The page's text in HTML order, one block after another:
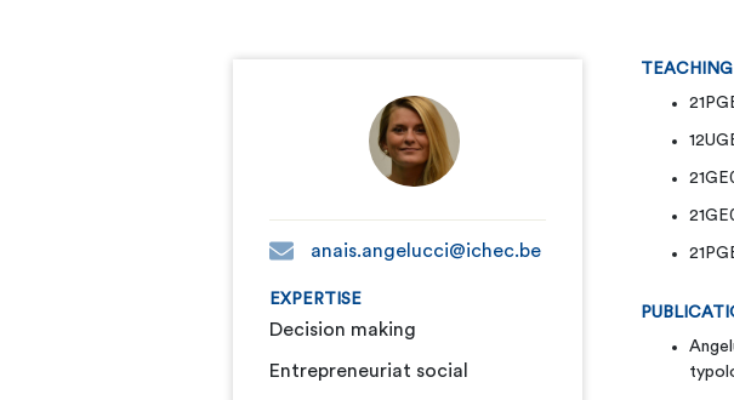
anais.angelucci@ichec.be
EXPERTISE
Decision making
Entrepreneuriat social
TEACHING